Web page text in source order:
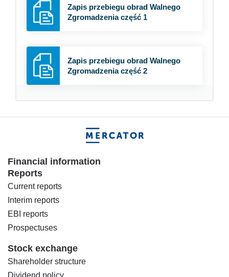
Zapis przebiegu obrad Walnego
Zgromadzenia część 1
Zapis przebiegu obrad Walnego
Zgromadzenia część 2
Financial information
Reports
Current reports
Interim reports
EBI reports
Prospectuses
Stock exchange
Shareholder structure
Dividend policy